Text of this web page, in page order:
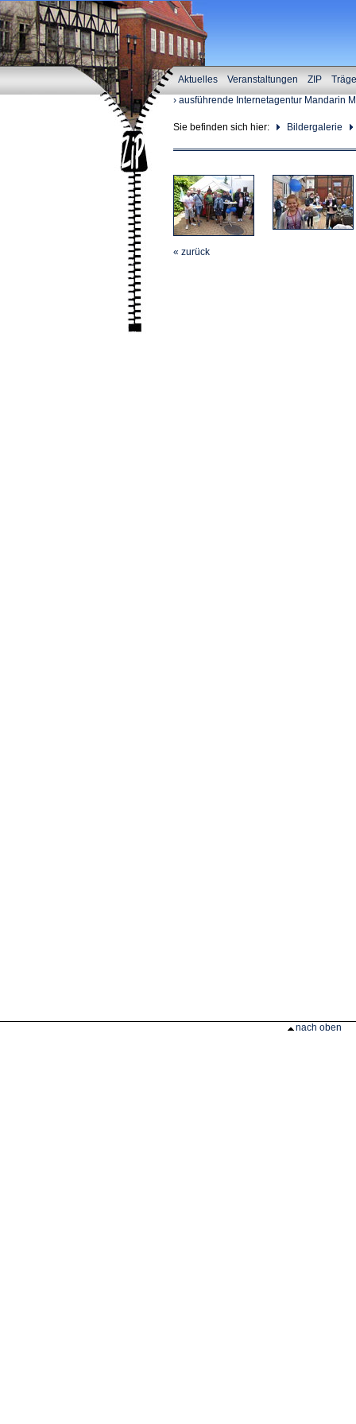
Aktuelles Veranstaltungen ZIP
› ausführende Internetagentur Mandarin
Sie befinden sich hier: Bildergalerie
« zurück
nach oben